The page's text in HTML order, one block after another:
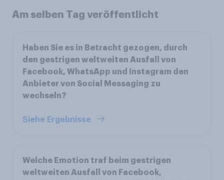
Am selben Tag veröffentlicht
Haben Sie es in Betracht gezogen, durch
den gestrigen weltweiten Ausfall von
Facebook, WhatsApp und Instagram den
Anbieter von Social Messaging zu
wechseln?
Siehe Ergebnisse
Welche Emotion traf beim gestrigen
weltweiten Ausfall von Facebook,